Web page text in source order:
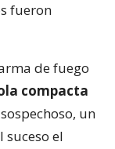
fueron
de fuego
compacta
un
el